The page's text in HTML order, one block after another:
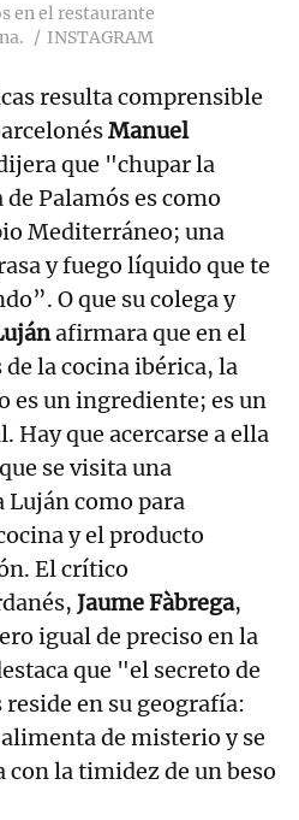
en el restaurante
INSTAGRAM
resulta comprensible
Manuel
que "chupar la
Palamós es como
Mediterráneo; una
y fuego líquido que te
O que su colega y
afirmara que en el
la cocina ibérica, la
es un ingrediente; es un
Hay que acercarse a ella
se visita una
Luján como para
y el producto
El crítico
Jaume Fàbrega,
igual de preciso en la
que "el secreto de
en su geografía:
de misterio y se
con la timidez de un beso